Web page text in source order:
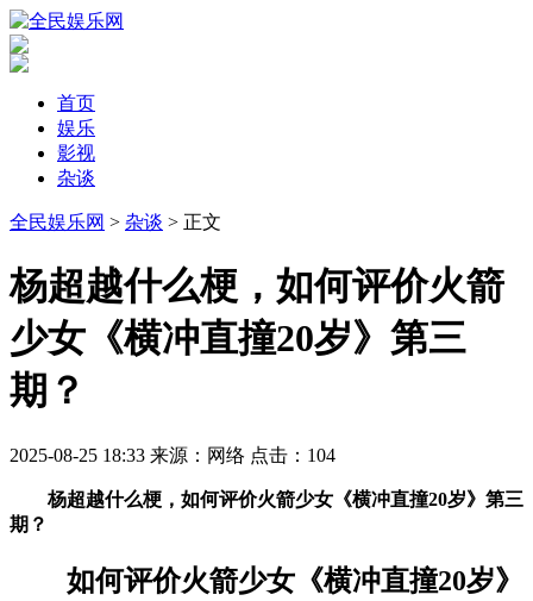
首页
娱乐
影视
杂谈
全民娱乐网 > 杂谈 > 正文
​杨超越什么梗，如何评价火箭
少女《横冲直撞20岁》第三
期？
2025-08-25 18:33 来源：网络 点击： 104
杨超越什么梗，如何评价火箭少女《横冲直撞20岁》第三
期？
如何评价火箭少女《横冲直撞20岁》